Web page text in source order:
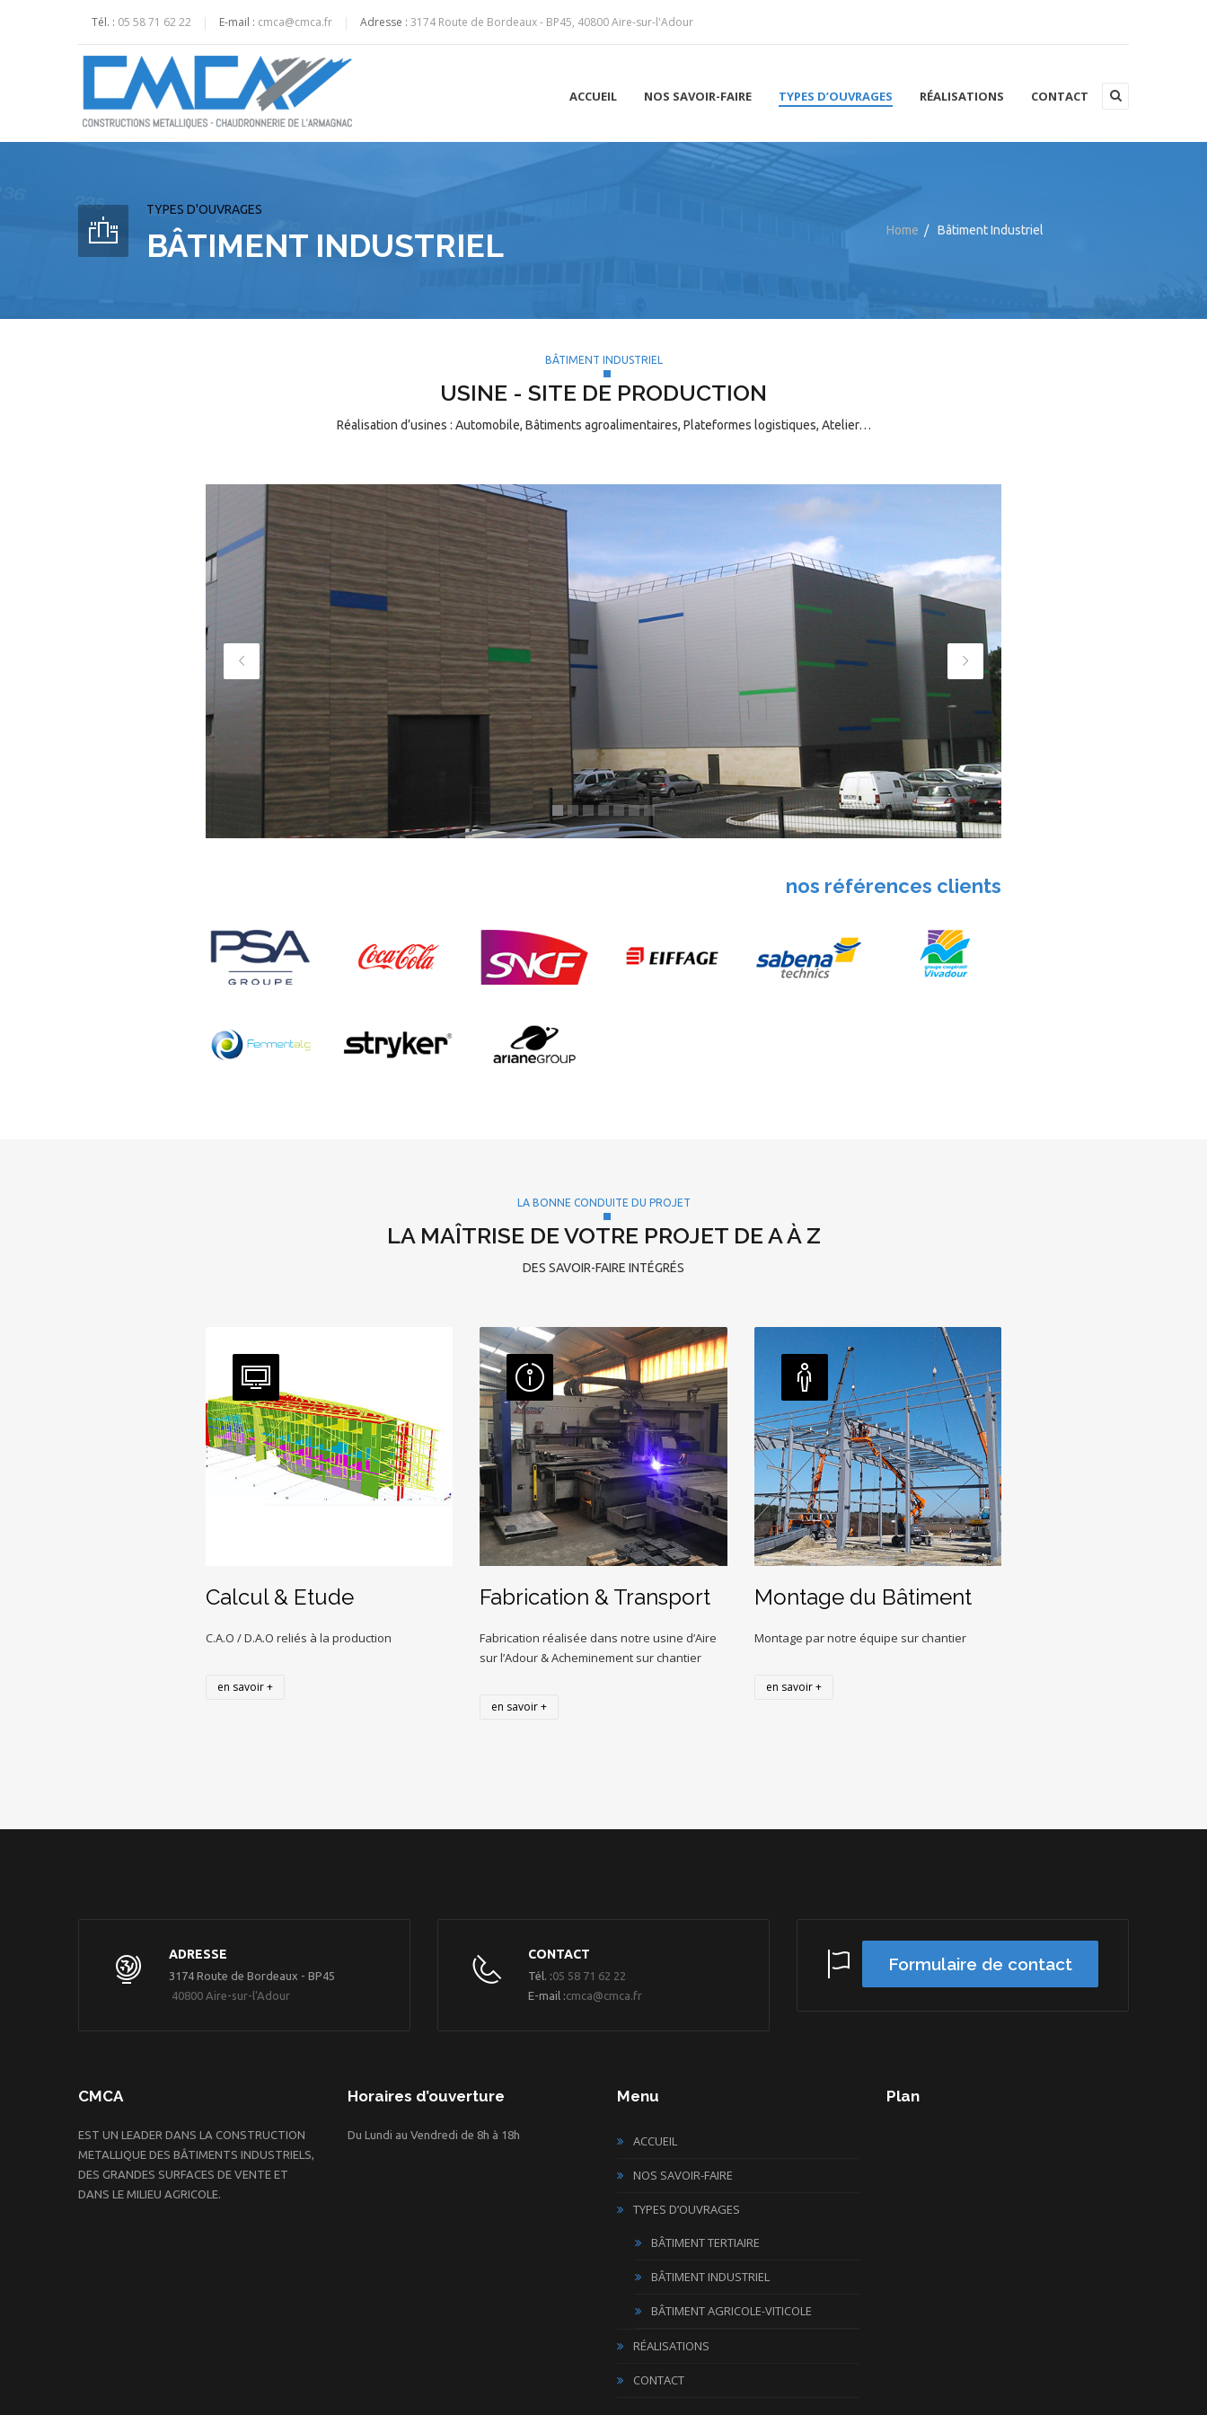
Tél. : 05 58 71 62 22 E-mail : cmca@cmca.fr Adresse : 3174 Route de Bordeaux - BP45, 40800 Aire-sur-l'Adour
ACCUEIL NOS SAVOIR-FAIRE TYPES D’OUVRAGES RÉALISATIONS CONTACT
TYPES D'OUVRAGES
BÂTIMENT INDUSTRIEL Home / Bâtiment Industriel
BÂTIMENT INDUSTRIEL
USINE - SITE DE PRODUCTION
Réalisation d’usines : Automobile, Bâtiments agro­alimentaires, Plateformes logistiques, Atelier…
nos références clients
LA BONNE CONDUITE DU PROJET
LA MAÎTRISE DE VOTRE PROJET DE A À Z
DES SAVOIR-FAIRE INTÉGRÉS
Calcul & Etude
C.A.O / D.A.O reliés à la production
en savoir +
Fabrication & Transport
Fabrication réalisée dans notre usine d’Aire
sur l’Adour & Acheminement sur chantier
en savoir +
Montage du Bâtiment
Montage par notre équipe sur chantier
en savoir +
ADRESSE
3174 Route de Bordeaux - BP45
40800 Aire-sur-l'Adour
CONTACT
Tél. :05 58 71 62 22
E-mail :cmca@cmca.fr
Formulaire de contact
CMCA
EST UN LEADER DANS LA CONSTRUCTION
METALLIQUE DES BÂTIMENTS INDUSTRIELS,
DES GRANDES SURFACES DE VENTE ET
DANS LE MILIEU AGRICOLE.
Horaires d’ouverture
Du Lundi au Vendredi de 8h à 18h
Menu
ACCUEIL
NOS SAVOIR-FAIRE
TYPES D’OUVRAGES
BÂTIMENT TERTIAIRE
BÂTIMENT INDUSTRIEL
BÂTIMENT AGRICOLE-VITICOLE
RÉALISATIONS
CONTACT
Plan